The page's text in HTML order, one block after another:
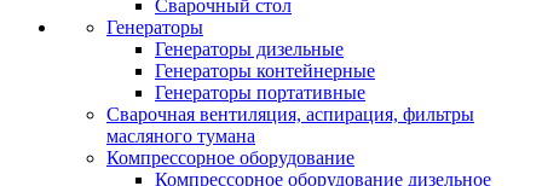
Сварочный стол
Генераторы
Генераторы дизельные
Генераторы контейнерные
Генераторы портативные
Сварочная вентиляция, аспирация, фильтры
масляного тумана
Компрессорное оборудование
Компрессорное оборудование дизельное